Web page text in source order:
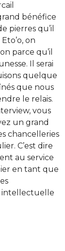
bénéfice
pierres qu’il
on
parce qu’il
Il serai
quelque
que nous
le relais.
vous
un grand
chancelleries
C’est dire
au service
en tant que
intellectuelle